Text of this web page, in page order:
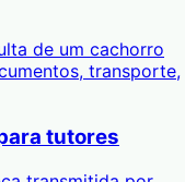
de um cachorro
transporte,
tutores